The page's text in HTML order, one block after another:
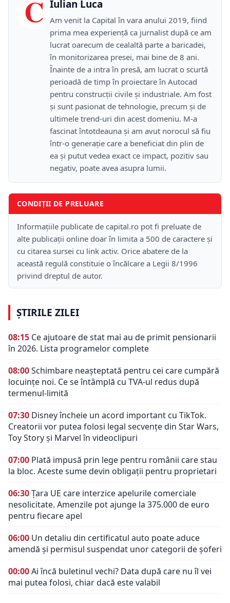
C Iulian Luca
Am venit la Capital în vara anului 2019, fiind
prima mea experiență ca jurnalist după ce am
lucrat oarecum de cealaltă parte a baricadei,
în monitorizarea presei, mai bine de 8 ani.
Înainte de a intra în presă, am lucrat o scurtă
perioadă de timp în proiectare în Autocad
pentru construcții civile și industriale. Am fost
și sunt pasionat de tehnologie, precum și de
ultimele trend-uri din acest domeniu. M-a
fascinat întotdeauna și am avut norocul să fiu
într-o generație care a beneficiat din plin de
ea și putut vedea exact ce impact, pozitiv sau
negativ, poate avea asupra lumii.
CONDIȚII DE PRELUARE
Informațiile publicate de capital.ro pot fi preluate de
alte publicații online doar în limita a 500 de caractere și
cu citarea sursei cu link activ. Orice abatere de la
această regulă constituie o încălcare a Legii 8/1996
privind dreptul de autor.
ȘTIRILE ZILEI
08:15 Ce ajutoare de stat mai au de primit pensionarii
în 2026. Lista programelor complete
08:00Schimbare neașteptată pentru cei care cumpără
locuințe noi. Ce se întâmplă cu TVA-ul redus după
termenul-limită
07:30 Disney încheie un acord important cu TikTok.
Creatorii vor putea folosi legal secvențe din Star Wars,
Toy Story și Marvel în videoclipuri
07:00 Plată impusă prin lege pentru românii care stau
la bloc. Aceste sume devin obligații pentru proprietari
06:30Țara UE care interzice apelurile comerciale
nesolicitate. Amenzile pot ajunge la 375.000 de euro
pentru fiecare apel
06:00 Un detaliu din certificatul auto poate aduce
amendă și permisul suspendat unor categorii de șoferi
00:00Ai încă buletinul vechi? Data după care nu îl vei
mai putea folosi, chiar dacă este valabil